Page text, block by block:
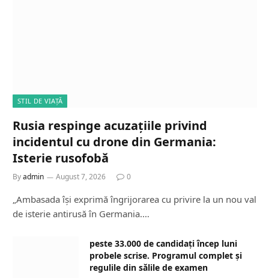
STIL DE VIAȚĂ
Rusia respinge acuzațiile privind
incidentul cu drone din Germania:
Isterie rusofobă
Byadmin August 7, 2026 0
„Ambasada își exprimă îngrijorarea cu privire la un nou val
de isterie antirusă în Germania.…
peste 33.000 de candidați încep luni
probele scrise. Programul complet și
regulile din sălile de examen